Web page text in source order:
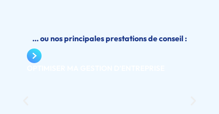
… ou nos principales prestations de conseil :